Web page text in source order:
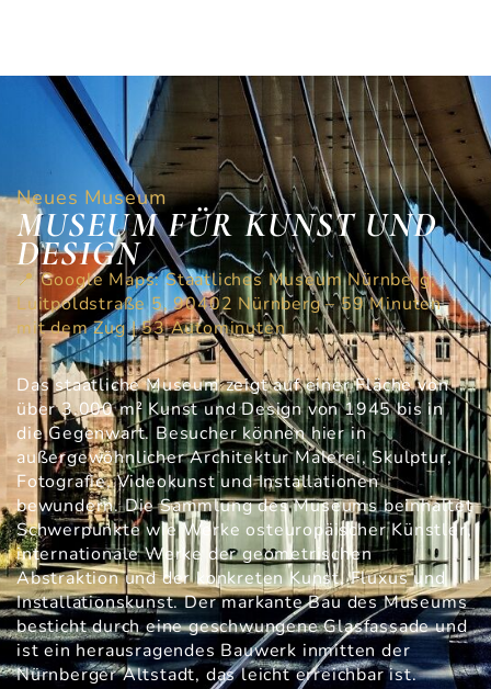
Neues Museum
MUSEUM FÜR KUNST UND
DESIGN
📍 Google Maps: Staatliches Museum Nürnberg,
Luitpoldstraße 5, 90402 Nürnberg – 59 Minuten
mit dem Zug | 53 Autominuten
Das staatliche Museum zeigt auf einer Fläche von
über 3.000 m² Kunst und Design von 1945 bis in
die Gegenwart. Besucher können hier in
außergewöhnlicher Architektur Malerei, Skulptur,
Fotografie, Videokunst und Installationen
bewundern. Die Sammlung des Museums beinhaltet
Schwerpunkte wie Werke osteuropäischer Künstler,
internationale Werke der geometrischen
Abstraktion und der konkreten Kunst, Fluxus und
Installationskunst. Der markante Bau des Museums
besticht durch eine geschwungene Glasfassade und
ist ein herausragendes Bauwerk inmitten der
Nürnberger Altstadt, das leicht erreichbar ist.